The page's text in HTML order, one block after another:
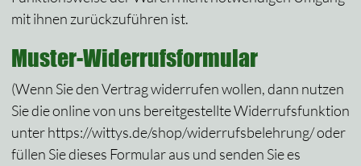
mit ihnen zurückzuführen ist.
Muster-Widerrufsformular
(Wenn Sie den Vertrag widerrufen wollen, dann nutzen
Sie die online von uns bereitgestellte Widerrufsfunktion
unter https://wittys.de/shop/widerrufsbelehrung/ oder
füllen Sie dieses Formular aus und senden Sie es